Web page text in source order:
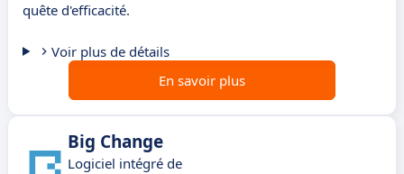
quête d'efficacité.
Voir plus de détails
En savoir plus
Big Change
Logiciel intégré de